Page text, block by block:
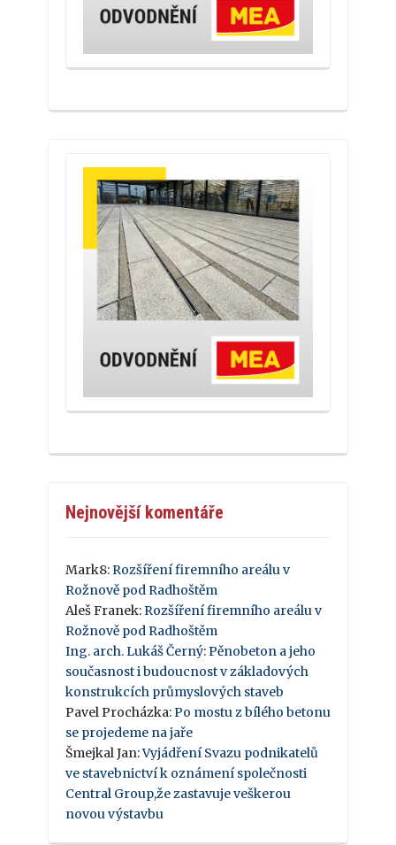
Nejnovější komentáře
Mark8: Rozšíření firemního areálu v
Rožnově pod Radhoštěm
Aleš Franek: Rozšíření firemního areálu v
Rožnově pod Radhoštěm
Ing. arch. Lukáš Černý: Pěnobeton a jeho
současnost i budoucnost v základových
konstrukcích průmyslových staveb
Pavel Procházka: Po mostu z bílého betonu
se projedeme na jaře
Šmejkal Jan:Vyjádření Svazu podnikatelů
ve stavebnictví k oznámení společnosti
Central Group,že zastavuje veškerou
novou výstavbu